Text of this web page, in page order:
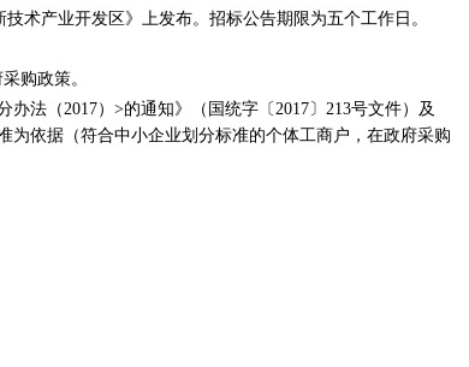
术产业开发区》上发布。招标公告期限为五个工作日。
购政策。
法（2017）>的通知》（国统字〔2017〕213号文件）及
为依据（符合中小企业划分标准的个体工商户，在政府采购